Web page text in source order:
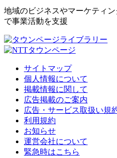
地域のビジネスやマーケティ
で事業活動を支援
サイトマップ
個人情報について
掲載情報に関して
広告掲載のご案内
広告・サービス取扱い規
利用規約
お知らせ
運営会社について
緊急時はこちら